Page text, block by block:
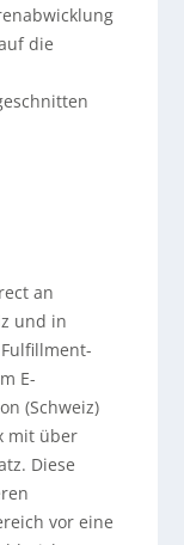
die
an
und in
E-
(Schweiz)
mit über
Diese
vor eine